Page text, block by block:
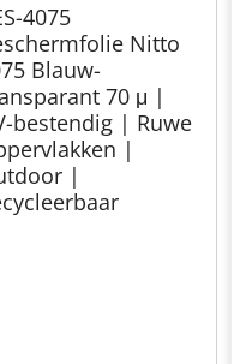
4075
Nitto
Blauw-
70 μ |
bestendig | Ruwe
|
|